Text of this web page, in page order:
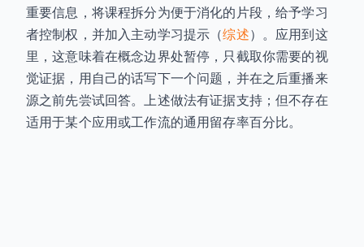
重要信息，将课程拆分为便于消化的片段，给予学习
者控制权，并加入主动学习提示（综述）。应用到这
里，这意味着在概念边界处暂停，只截取你需要的视
觉证据，用自己的话写下一个问题，并在之后重播来
源之前先尝试回答。上述做法有证据支持；但不存在
适用于某个应用或工作流的通用留存率百分比。